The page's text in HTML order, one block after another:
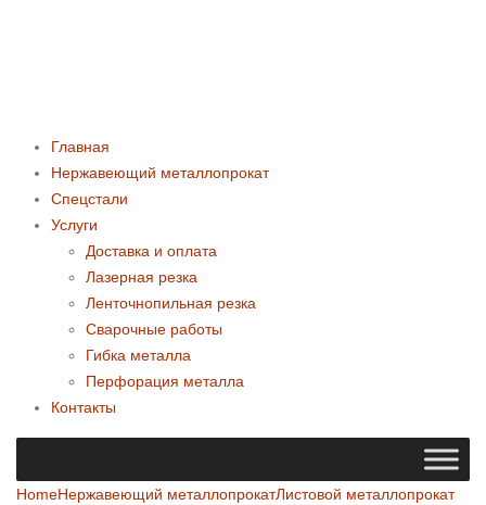
Главная
Нержавеющий металлопрокат
Спецстали
Услуги
Доставка и оплата
Лазерная резка
Ленточнопильная резка
Сварочные работы
Гибка металла
Перфорация металла
Контакты
HomeНержавеющий металлопрокатЛистовой металлопрокат